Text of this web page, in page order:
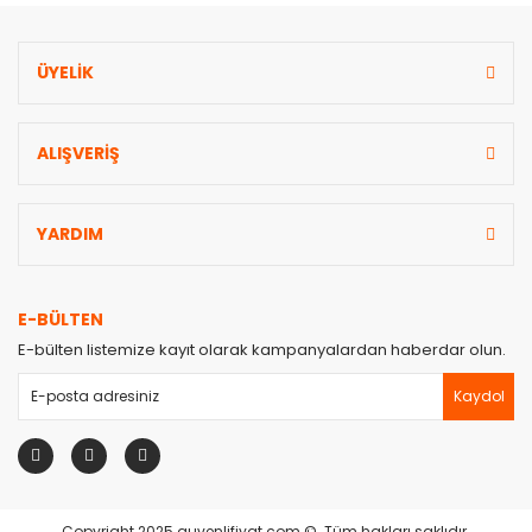
ÜYELİK
ALIŞVERİŞ
YARDIM
E-BÜLTEN
E-bülten listemize kayıt olarak kampanyalardan haberdar olun.
Kaydol